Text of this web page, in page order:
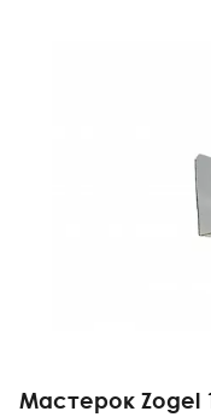
Мастерок Zogel